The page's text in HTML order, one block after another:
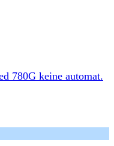
780G keine automat.